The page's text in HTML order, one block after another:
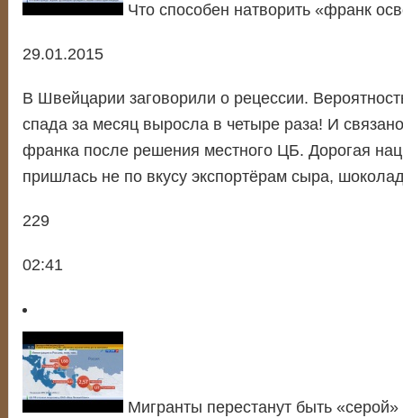
Что способен натворить «франк
29.01.2015
В Швейцарии заговорили о рецессии.
спада за месяц выросла в четыре раза! И
франка после решения местного ЦБ. Дорогая
пришлась не по вкусу экспортёрам сыра,
229
02:41
Мигранты перестанут быть